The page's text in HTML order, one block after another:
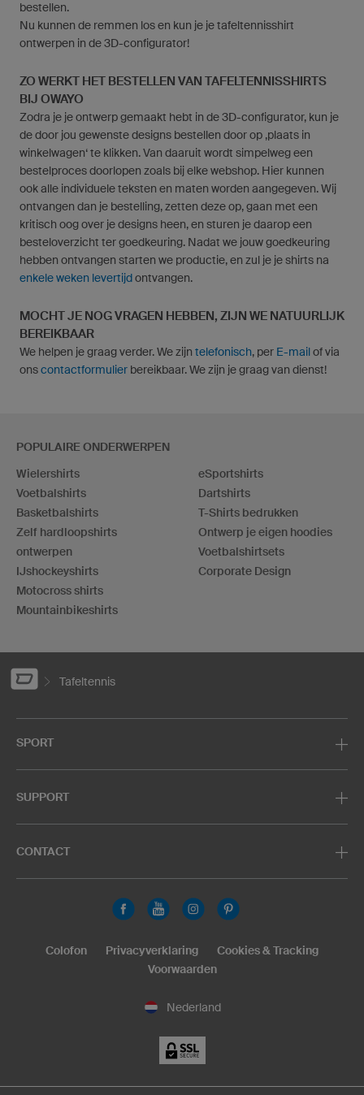
bestellen.
Nu kunnen de remmen los en kun je je tafeltennisshirt
ontwerpen in de 3D-configurator!
ZO WERKT HET BESTELLEN VAN TAFELTENNISSHIRTS
BIJ OWAYO
Zodra je je ontwerp gemaakt hebt in de 3D-configurator, kun je
de door jou gewenste designs bestellen door op ‚plaats in
winkelwagen‘ te klikken. Van daaruit wordt simpelweg een
bestelproces doorlopen zoals bij elke webshop. Hier kunnen
ook alle individuele teksten en maten worden aangegeven. Wij
ontvangen dan je bestelling, zetten deze op, gaan met een
kritisch oog over je designs heen, en sturen je daarop een
besteloverzicht ter goedkeuring. Nadat we jouw goedkeuring
hebben ontvangen starten we productie, en zul je je shirts na
enkele weken levertijdontvangen.
MOCHT JE NOG VRAGEN HEBBEN, ZIJN WE NATUURLIJK
BEREIKBAAR
We helpen je graag verder. We zijn telefonisch, per E-mailof via
onscontactformulier bereikbaar. We zijn je graag van dienst!
POPULAIRE ONDERWERPEN
Wielershirts
Voetbalshirts
Basketbalshirts
Zelf hardloopshirts
ontwerpen
IJshockeyshirts
Motocross shirts
Mountainbikeshirts
eSportshirts
Dartshirts
T-Shirts bedrukken
Ontwerp je eigen hoodies
Voetbalshirtsets
Corporate Design
Tafeltennis
SPORT
SUPPORT
CONTACT
Nederland
Colofon Privacyverklaring
Cookies & Tracking
Voorwaarden